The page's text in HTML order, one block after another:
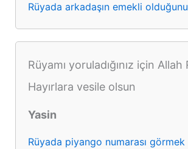
Rüyada arkadaşın emekli
Rüyamı yoruladığınız için Allah
Hayırlara vesile olsun
Yasin
Rüyada piyango numarası görmek